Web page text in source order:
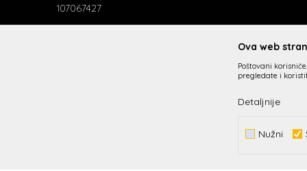
107067427
Nastojimo da budemo što precizniji u opisu proizvoda,
Ova web
Poštovani
pregledate i
Detaljnije
Nužni